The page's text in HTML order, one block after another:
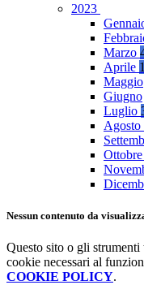
2023
Marzo
Aprile
Maggio
Giugno
Luglio
Agosto
Ottobre
Nessun contenuto da
Questo sito o gli
cookie necessari al
COOKIE POLICY.